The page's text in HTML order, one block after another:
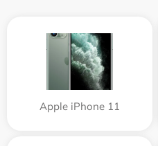
Apple iPhone 11